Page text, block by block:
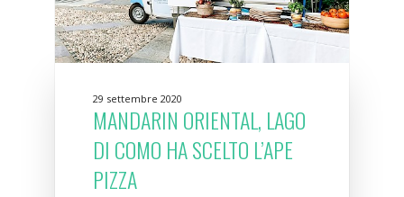
29 settembre 2020
MANDARIN ORIENTAL, LAGO
DI COMO HA SCELTO L’APE
PIZZA